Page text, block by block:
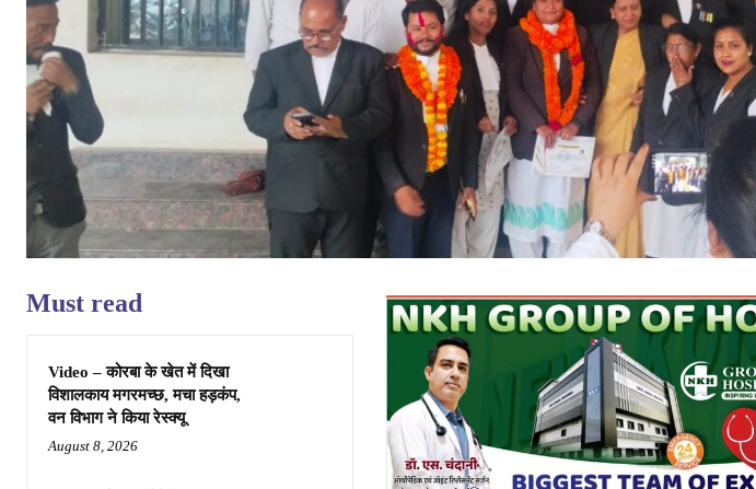
Must read
Video – कोरबा के खेत में दिखा
विशालकाय मगरमच्छ, मचा हड़कंप,
वन विभाग ने किया रेस्क्यू
August 8, 2026